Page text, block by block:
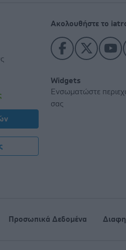
Ακολουθήστε το
Widgets
Ενσωματώστε
σας
Προσωπικά Δεδομένα